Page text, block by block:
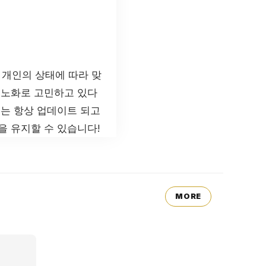
인의 상태에 따라 맞
화로 고민하고 있다
항상 업데이트 되고
유지할 수 있습니다!
MORE